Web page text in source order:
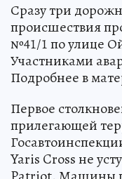
Сразу три
происшествия
№41/1 по улице
Участниками
Подробнее в
Первое
прилегающей
Yaris Cross не